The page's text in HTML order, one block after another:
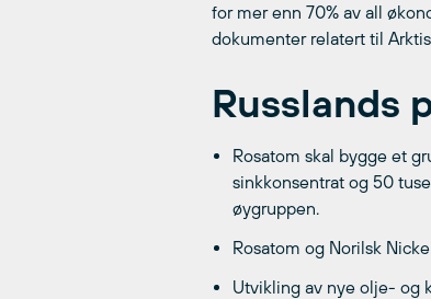
for mer enn 70% av all
dokumenter relatert til
Russlands
Rosatom skal bygge et
sinkkonsentrat og 50
øygruppen.
Rosatom og Norilsk
Utvikling av nye olje- og